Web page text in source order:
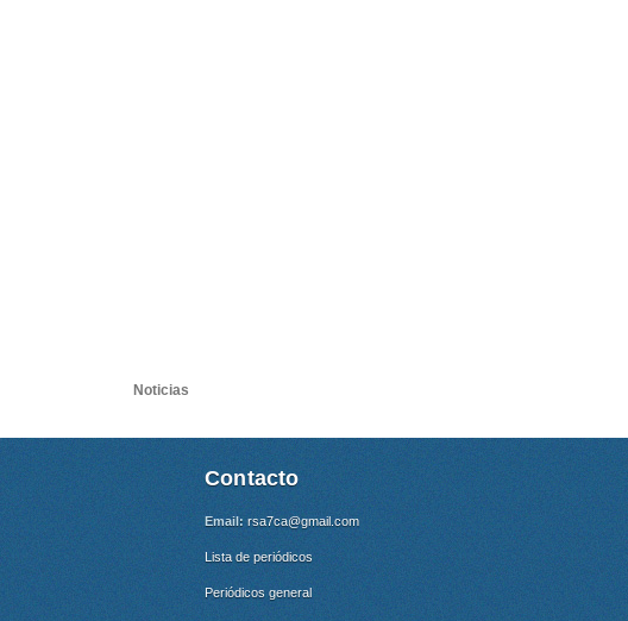
Noticias
Contacto
Email: rsa7ca@gmail.com
Lista de periódicos
Periódicos general